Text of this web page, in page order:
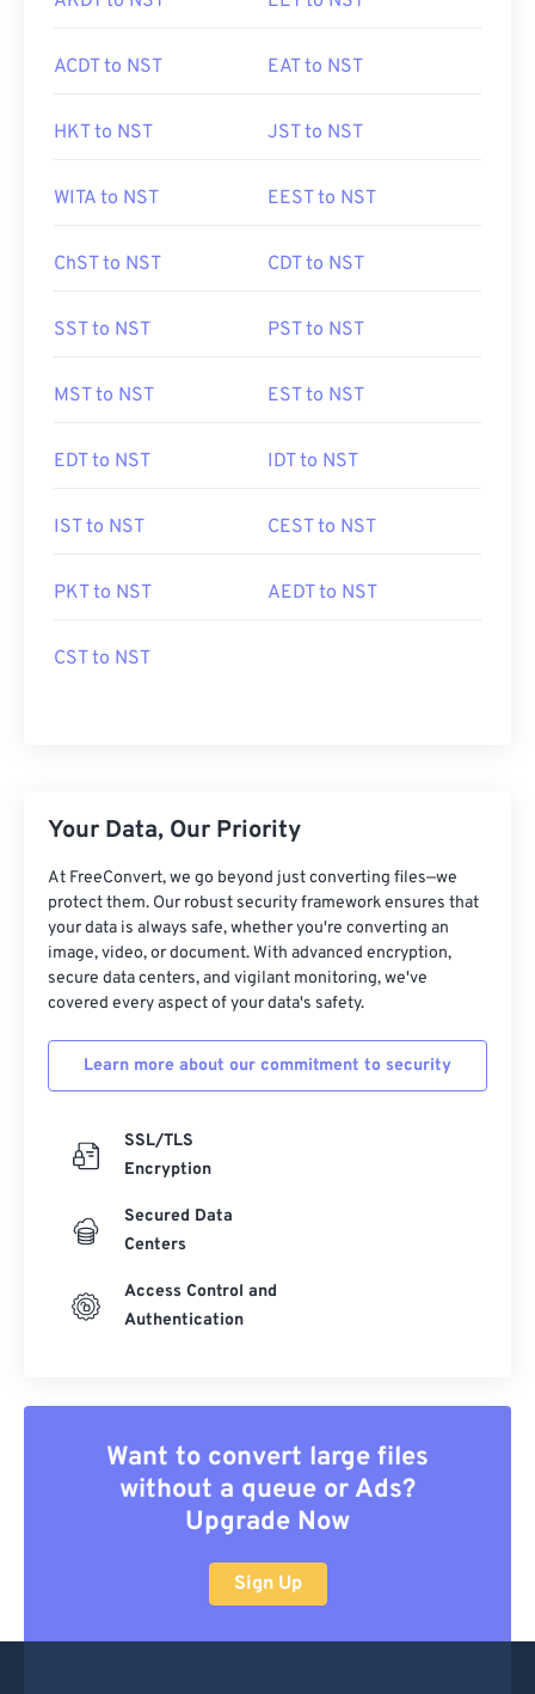
ACDT to NST EAT to NST
HKT to NST JST to NST
WITA to NST EEST to NST
ChST to NST CDT to NST
SST to NST PST to NST
MST to NST EST to NST
EDT to NST IDT to NST
IST to NST CEST to NST
PKT to NST AEDT to NST
CST to NST
Your Data, Our Priority
At FreeConvert, we go beyond just converting files—we
protect them. Our robust security framework ensures that
your data is always safe, whether you're converting an
image, video, or document. With advanced encryption,
secure data centers, and vigilant monitoring, we've
covered every aspect of your data's safety.
Learn more about our commitment to security
SSL/TLS
Encryption
Secured Data
Centers
Access Control and
Authentication
Want to convert large files
without a queue or Ads?
Upgrade Now
Sign Up